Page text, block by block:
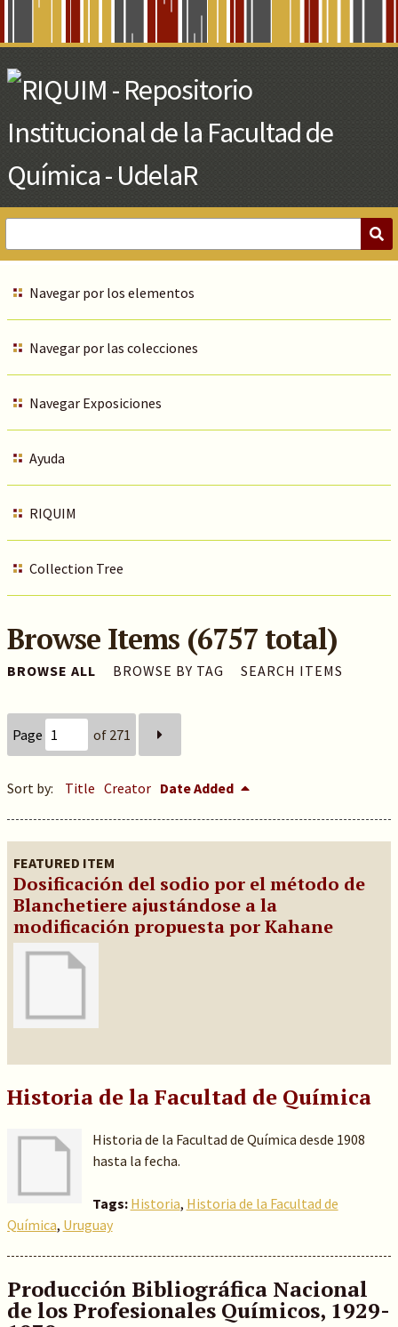
Main
Content
Navegar por los elementos
Navegar por las colecciones
Navegar Exposiciones
Ayuda
RIQUIM
Collection Tree
Browse Items (6757 total)
BROWSE ALL BROWSE BY TAG SEARCH ITEMS
Page of 271
Sort by: Title Creator Date Added
FEATURED ITEM
Dosificación del sodio por el método de
Blanchetiere ajustándose a la
modificación propuesta por Kahane
Historia de la Facultad de Química
Historia de la Facultad de Química desde 1908
hasta la fecha.
Tags: Historia, Historia de la Facultad de
Química, Uruguay
Producción Bibliográfica Nacional
de los Profesionales Químicos, 1929-